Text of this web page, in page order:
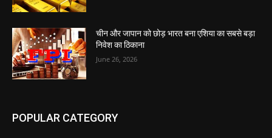
चीन और जापान को छोड़ भारत बना एशिया का सबसे बड़ा
निवेश का ठिकाना
June 26, 2026
POPULAR CATEGORY